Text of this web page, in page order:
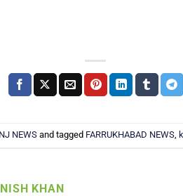
NEWSand tagged FARRUKHABAD NEWS,
KHAN